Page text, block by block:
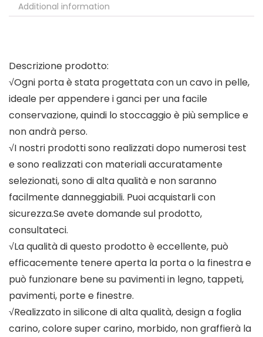
Additional information
Descrizione prodotto:
√Ogni porta è stata progettata con un cavo in pelle,
ideale per appendere i ganci per una facile
conservazione, quindi lo stoccaggio è più semplice e
non andrà perso.
√I nostri prodotti sono realizzati dopo numerosi test
e sono realizzati con materiali accuratamente
selezionati, sono di alta qualità e non saranno
facilmente danneggiabili. Puoi acquistarli con
sicurezza.Se avete domande sul prodotto,
consultateci.
√La qualità di questo prodotto è eccellente, può
efficacemente tenere aperta la porta o la finestra e
può funzionare bene su pavimenti in legno, tappeti,
pavimenti, porte e finestre.
√Realizzato in silicone di alta qualità, design a foglia
carino, colore super carino, morbido, non graffierà la